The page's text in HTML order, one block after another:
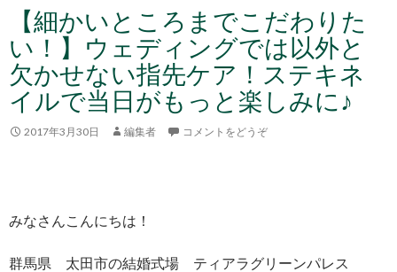
【細かいところまでこだわりた
い！】ウェディングでは以外と
欠かせない指先ケア！ステキネ
イルで当日がもっと楽しみに♪
2017年3月30日 編集者 コメントをどうぞ
みなさんこんにちは！
群馬県 太田市の結婚式場 ティアラグリーンパレス